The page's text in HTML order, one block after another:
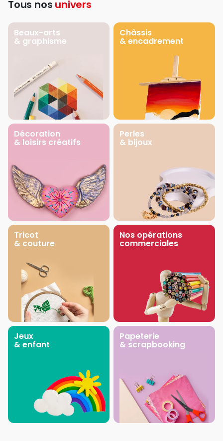
Tous nos univers
Beaux-arts
& graphisme
Châssis
& encadrement
Décoration
& loisirs créatifs
Perles
& bijoux
Tricot
& couture
Nos opérations
commerciales
Jeux
& enfant
Papeterie
& scrapbooking